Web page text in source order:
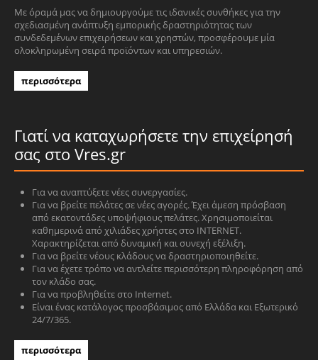
Με όραμά μας να δημιουργούμε τις ιδανικές συνθήκες για την
σχεδιασμένη ανάπτυξη εμπορικής δραστηριότητας των
συνδεδεμένων επιχειρήσεων και χρηστών, προσφέρουμε μία
ολοκληρωμένη σειρά προϊόντων και υπηρεσιών.
περισσότερα
Γιατί να καταχωρήσετε την επιχείρησή
σας στο Vres.gr
Για να αναπτύξετε νέες συνεργασίες.
Για να βρείτε πελάτες σε νέες αγορές. Έχει άμεση πρόσβαση
από εκατοντάδες υποψήφιους πελάτες. Χρησιμοποιείται
καθημερινά από χιλιάδες χρήστες στο INTERNET.
Χαρακτηρίζεται από δυναμική και συνεχή εξέλιξη.
Για να βρείτε νέους κλάδους να δραστηριοποιηθείτε.
Για να έχετε τρόπο να αντλείτε περισσότερη πληροφόρηση από
τον κλάδο σας.
Για να προβληθείτε στο Internet.
Είναι ένας κατάλογος προσβάσιμος από Ελλάδα και Εξωτερικό
24/7/365.
περισσότερα